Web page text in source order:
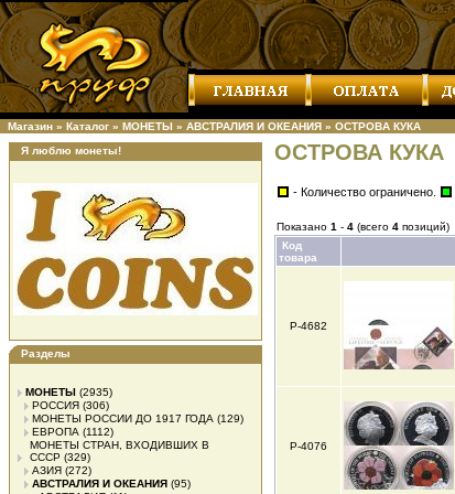
Магазин » Каталог » МОНЕТЫ » АВСТРАЛИЯ И ОКЕАНИЯ » ОСТРОВА КУКА
Я люблю монеты!
Разделы
МОНЕТЫ (2935)
РОССИЯ (306)
МОНЕТЫ РОССИИ ДО 1917 ГОДА (129)
ЕВРОПА (1112)
МОНЕТЫ СТРАН, ВХОДИВШИХ В
СССР (329)
АЗИЯ (272)
АВСТРАЛИЯ И ОКЕАНИЯ (95)
ОСТРОВА КУКА
- Количество ограничено.
Показано 1 - 4 (всего 4 позиций)
Код
товара
Р-4682
Р-4076